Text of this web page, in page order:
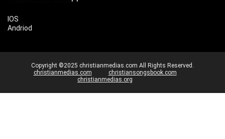
IOS
Andriod
Copyright ©2025 christianmedias.com All Rights Reserved.
christianmedias.com
christiansongsbook.com
christianmedias.org